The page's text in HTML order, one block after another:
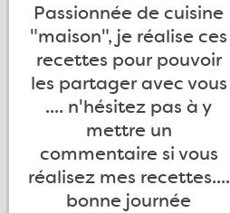
Passionnée de cuisine
"maison", je réalise ces
recettes pour pouvoir
les partager avec vous
.... n'hésitez pas à y
mettre un
commentaire si vous
réalisez mes recettes....
bonne journée